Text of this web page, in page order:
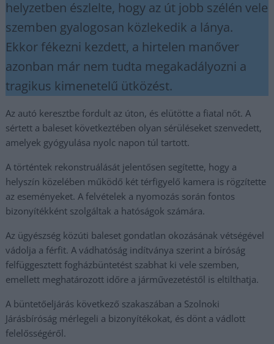
helyzetben észlelte, hogy az út jobb szélén vele
szemben gyalogosan közlekedik a lánya.
Ekkor fékezni kezdett, a hirtelen manőver
azonban már nem tudta megakadályozni a
tragikus kimenetelű ütközést.
Az autó keresztbe fordult az úton, és elütötte a fiatal nőt. A
sértett a baleset következtében olyan sérüléseket szenvedett,
amelyek gyógyulása nyolc napon túl tartott.
A történtek rekonstruálását jelentősen segítette, hogy a
helyszín közelében működő két térfigyelő kamera is rögzítette
az eseményeket. A felvételek a nyomozás során fontos
bizonyítékként szolgáltak a hatóságok számára.
Az ügyészség közúti baleset gondatlan okozásának vétségével
vádolja a férfit. A vádhatóság indítványa szerint a bíróság
felfüggesztett fogházbüntetést szabhat ki vele szemben,
emellett meghatározott időre a járművezetéstől is eltilthatja.
A büntetőeljárás következő szakaszában a Szolnoki
Járásbíróság mérlegeli a bizonyítékokat, és dönt a vádlott
felelősségéről.